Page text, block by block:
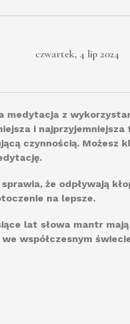
czwartek, 4 lip 2024
medytacja z
i
czynnością. Możesz
że odpływają
na lepsze.
lat słowa mantr
współczesnym